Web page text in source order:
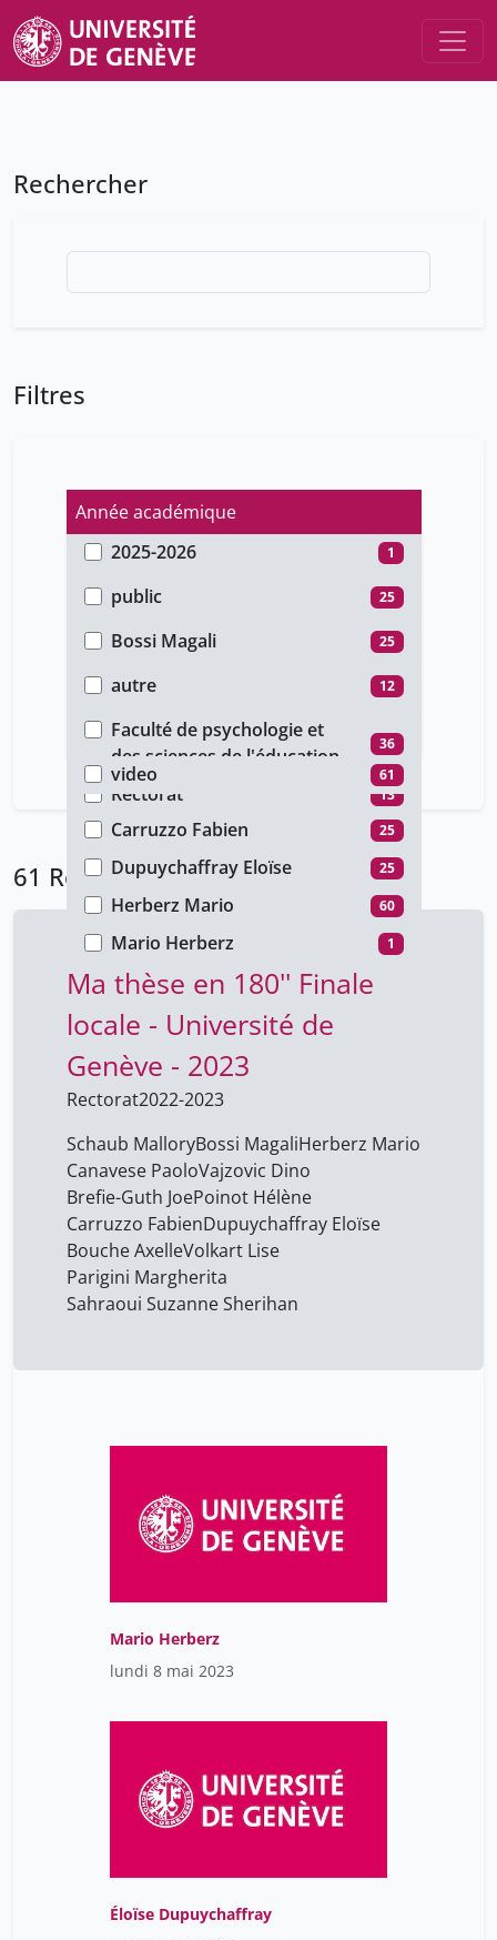
Rechercher
Filtres
Année académique
2025-2026
1
2022-2023 37
23
Type d'accès
public
25
unige_restricted 36
Auteur
Bossi Magali
25
Bouche Axelle 25
Brefie-Guth Joe
Brosch Tobias 12
Canavese Paolo 25
Carruzzo Fabien 25
Dupuychaffray Eloïse 25
Herberz Mario 60
Mario Herberz 1
Parigini Margherita
Poinot Hélène
Sahraoui Suzanne Sherihan
Schaub Mallory
Vajzovic Dino
Volkart Lise
Type de document
autre
12
conference
cours 36
Faculté
Faculté de psychologie et
des sciences de l'éducation
36
Rectorat 13
Type de média
video
61
61 Résultats
Ma thèse en 180'' Finale
locale - Université de
Genève - 2023
Rectorat2022-2023
Schaub MalloryBossi MagaliHerberz Mario
Canavese PaoloVajzovic Dino
Brefie-Guth JoePoinot Hélène
Carruzzo FabienDupuychaffray Eloïse
Bouche AxelleVolkart Lise
Parigini Margherita
Sahraoui Suzanne Sherihan
Mario Herberz
lundi 8 mai 2023
Éloïse Dupuychaffray